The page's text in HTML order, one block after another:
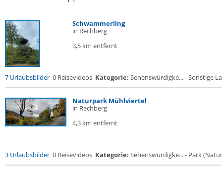
Schwammerling
in Rechberg
3,5 km entfernt
7 Urlaubsbilder 0 Reisevideos Kategorie: Sehenswürdigke... - Sonstige
Naturpark Mühlviertel
in Rechberg
4,3 km entfernt
3 Urlaubsbilder 0 Reisevideos Kategorie: Sehenswürdigke... - Park